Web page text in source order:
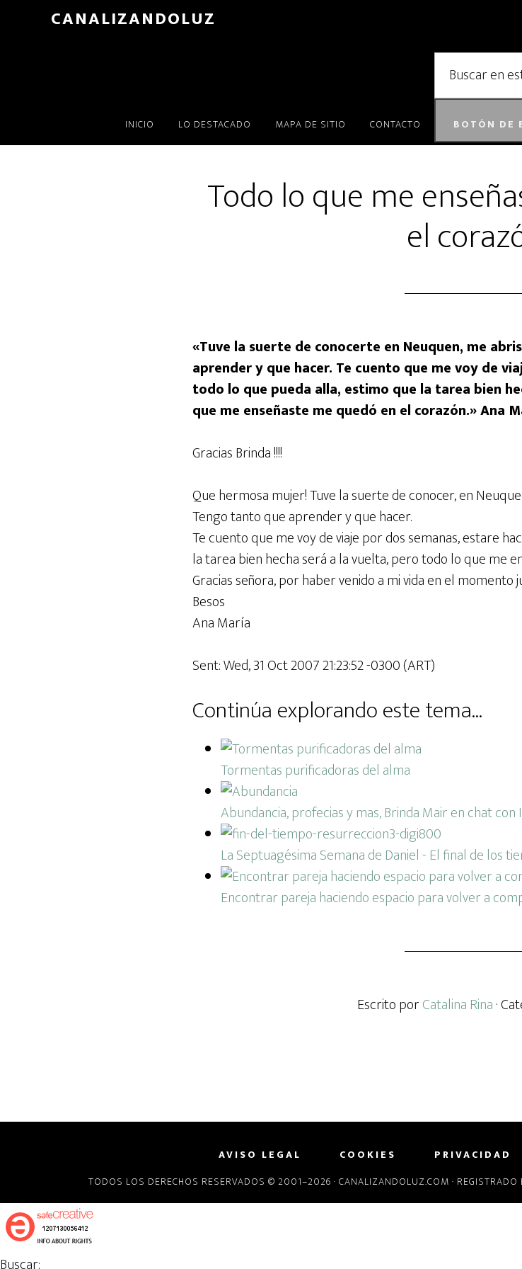
CANALIZANDOLUZ
INICIO LO DESTACADO MAPA DE SITIO CONTACTO BOTÓN DE
Todo lo que me
el
«Tuve la suerte de conocerte en Neuquen, me
aprender y que hacer. Te cuento que me voy de
todo lo que pueda alla, estimo que la tarea bien
que me enseñaste me quedó en el corazón.» Ana
Gracias Brinda !!!!
Que hermosa mujer! Tuve la suerte de conocer, en
Tengo tanto que aprender y que hacer.
Te cuento que me voy de viaje por dos semanas, estare
la tarea bien hecha será a la vuelta, pero todo lo que me
Gracias señora, por haber venido a mi vida en el momento
Besos
Ana María
Sent: Wed, 31 Oct 2007 21:23:52 -0300 (ART)
Continúa explorando este tema...
Tormentas purificadoras del alma
Abundancia, profecias y mas, Brinda Mair en chat con
La Septuagésima Semana de Daniel - El final de los
Encontrar pareja haciendo espacio para volver a
Escrito porCatalina Rina·
AVISO LEGAL COOKIES PRIVACIDAD
TODOS LOS DERECHOS RESERVADOS © 2001–2026 · CANALIZANDOLUZ.COM · REGISTRADO